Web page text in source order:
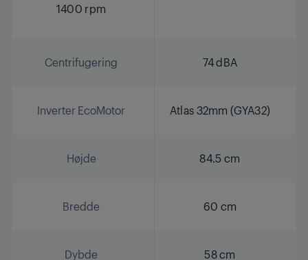
1400 rpm
Centrifugering 74 dBA
Inverter EcoMotor Atlas 32mm (GYA32)
Højde 84.5 cm
Bredde 60 cm
Dybde 58 cm